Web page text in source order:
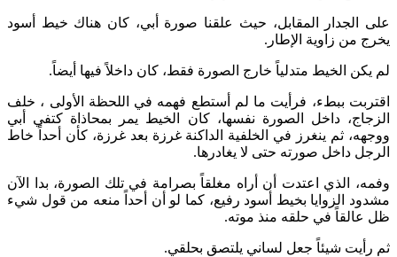
على الجدار المقابل، حيث علقنا صورة أبي، كان هناك خيط أسود
يخرج من زاوية الإطار.
لم يكن الخيط متدلياً خارج الصورة فقط، كان داخلاً فيها أيضاً.
اقتربت ببطء، فرأيت ما لم أستطع فهمه في اللحظة الأولى ، خلف
الزجاج، داخل الصورة نفسها، كان الخيط يمر بمحاذاة كتفي أبي
ووجهه، ثم ينغرز في الخلفية الداكنة غرزة بعد غرزة، كأن أحداً خاط
الرجل داخل صورته حتى لا يغادرها.
وفمه، الذي اعتدت أن أراه مغلقاً بصرامة في تلك الصورة، بدا الآن
مشدود الزوايا بخيط أسود رفيع، كما لو أن أحداً منعه من قول شيء
ظل عالقاً في حلقه منذ موته.
ثم رأيت شيئاً جعل لساني يلتصق بحلقي.